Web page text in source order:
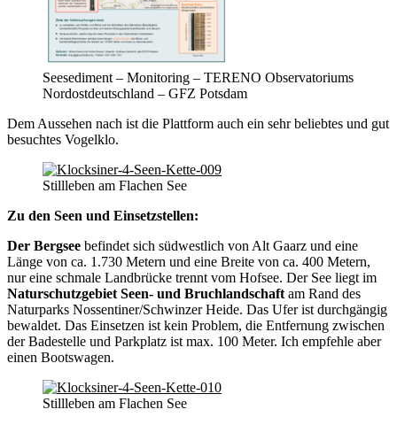
Seesediment – Monitoring – TERENO Observatoriums
Nordostdeutschland – GFZ Potsdam
Dem Aussehen nach ist die Plattform auch ein sehr beliebtes und gut
besuchtes Vogelklo.
Stillleben am Flachen See
Zu den Seen und Einsetzstellen:
Der Bergsee befindet sich südwestlich von Alt Gaarz und eine
Länge von ca. 1.730 Metern und eine Breite von ca. 400 Metern,
nur eine schmale Landbrücke trennt vom Hofsee. Der See liegt im
Naturschutzgebiet Seen- und Bruchlandschaft am Rand des
Naturparks Nossentiner/Schwinzer Heide. Das Ufer ist durchgängig
bewaldet. Das Einsetzen ist kein Problem, die Entfernung zwischen
der Badestelle und Parkplatz ist max. 100 Meter. Ich empfehle aber
einen Bootswagen.
Stillleben am Flachen See